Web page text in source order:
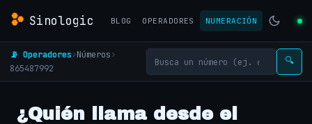
Sinologic BLOG OPERADORES NUMERACIÓN
📡 Operadores›Números›
865487992
🔍
¿Quién llama desde el